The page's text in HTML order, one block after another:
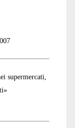
supermercati,